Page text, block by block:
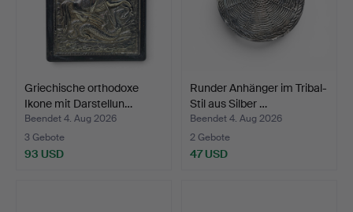
Griechische orthodoxe
Ikone mit Darstellun…
Beendet 4. Aug 2026
3 Gebote
93 USD
Runder Anhänger im Tribal-
Stil aus Silber …
Beendet 4. Aug 2026
2 Gebote
47 USD